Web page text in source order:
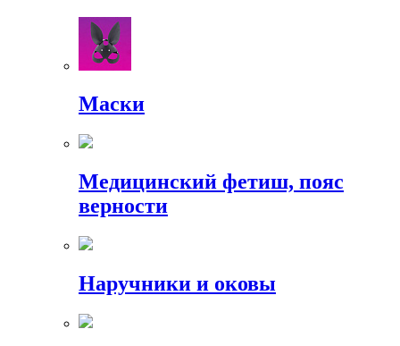
Маски
Медицинский фетиш, пояс
верности
Наручники и оковы